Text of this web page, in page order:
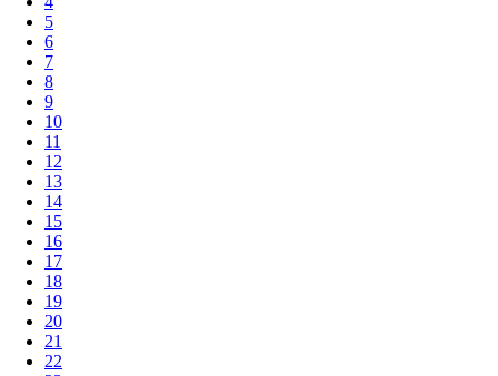
5
6
7
8
9
10
11
12
13
14
15
16
17
18
19
20
21
22